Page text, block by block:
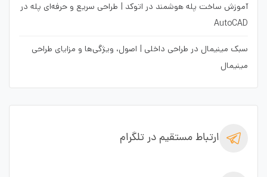
آموزش ساخت پله هوشمند در اتوکد | طراحی سریع و حرفه‌ای پله در
AutoCAD
سبک مینیمال در طراحی داخلی | اصول، ویژگی‌ها و مزایای طراحی
مینیمال
ارتباط مستقیم در تلگرام